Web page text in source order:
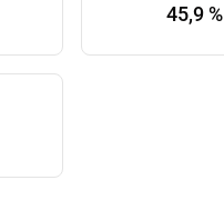
45,9 %